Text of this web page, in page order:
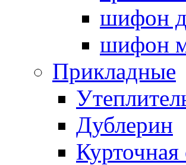
шифон
шифон
Прикладные
Дублерин
Курточная